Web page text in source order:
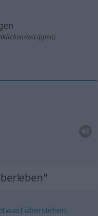
antippen)
überstehen